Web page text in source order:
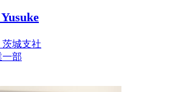
城支社
一部